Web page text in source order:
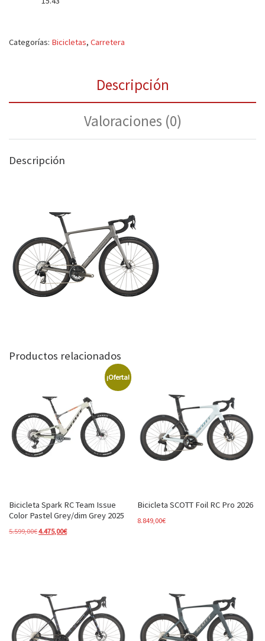
Categorías: Bicicletas, Carretera
Descripción
Valoraciones (0)
Descripción
Productos relacionados
¡Oferta!
Bicicleta Spark RC Team Issue
Color Pastel Grey/dim Grey 2025
5.599,00€El precio original era: 5.599,00€.
4.475,00€El precio actual es: 4.475,00€.
Bicicleta SCOTT Foil RC Pro 2026
8.849,00€